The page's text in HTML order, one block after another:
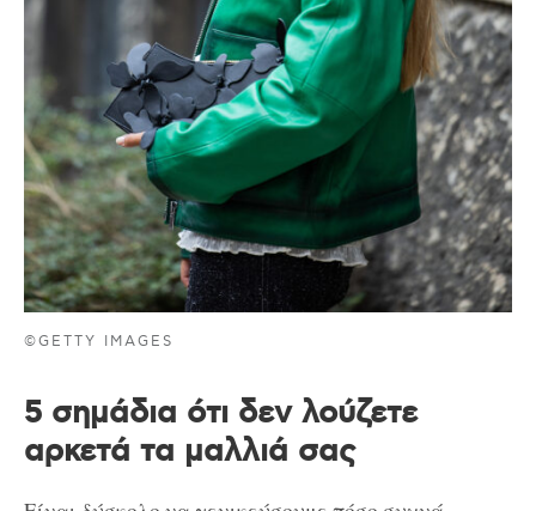
©GETTY IMAGES
5 σημάδια ότι δεν λούζετε
αρκετά τα μαλλιά σας